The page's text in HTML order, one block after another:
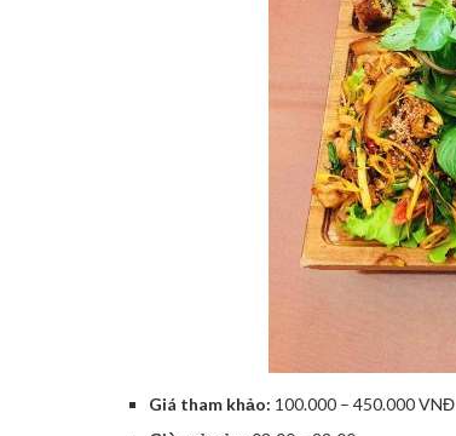
Giá tham khảo: 100.000 – 450.000 VNĐ